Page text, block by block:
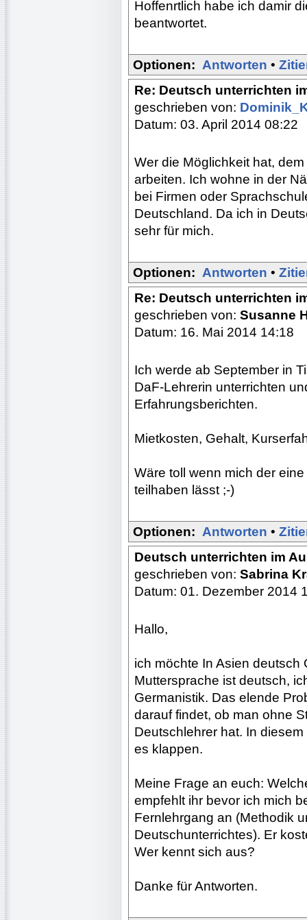
Hoffenrtlich habe ich damir
beantwortet.
Optionen: Antworten •
Re: Deutsch unterrichten
geschrieben von:
Datum: 03. April 2014 08:22
Wer die Möglichkeit hat,
arbeiten. Ich wohne in der
bei Firmen oder
Deutschland. Da ich in
sehr für mich.
Optionen: Antworten •
Re: Deutsch unterrichten
geschrieben von: Susanne
Datum: 16. Mai 2014 14:18
Ich werde ab September in
DaF-Lehrerin unterrichten
Erfahrungsberichten.
Mietkosten, Gehalt,
Wäre toll wenn mich der
teilhaben lässt ;-)
Optionen: Antworten •
Deutsch unterrichten im
geschrieben von: Sabrina
Datum: 01. Dezember 2014
Hallo,
ich möchte In Asien deutsch
Muttersprache ist deutsch,
Germanistik. Das elende
darauf findet, ob man ohne
Deutschlehrer hat. In
es klappen.
Meine Frage an euch:
empfehlt ihr bevor ich mich
Fernlehrgang an (Methodik
Deutschunterrichtes). Er
Wer kennt sich aus?
Danke für Antworten.